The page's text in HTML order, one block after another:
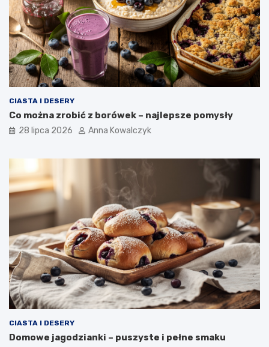
CIASTA I DESERY
Co można zrobić z borówek – najlepsze pomysły
28 lipca 2026 Anna Kowalczyk
CIASTA I DESERY
Domowe jagodzianki – puszyste i pełne smaku